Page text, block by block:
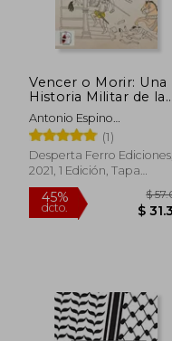
Vencer o Morir: Una
Historia Militar de la
Conquista de México
Antonio Espino
L&Oacute;Pez
(1)
Desperta Ferro Ediciones,
2021, 1 Edición, Tapa
Blanda, Nuevo